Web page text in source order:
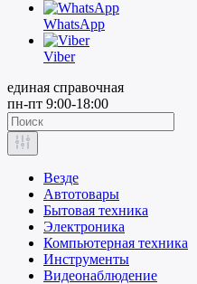
WhatsApp
Viber
единая справочная
пн-пт 9:00-18:00
Везде
Автотовары
Бытовая техника
Электроника
Компьютерная техника
Инструменты
Видеонаблюдение